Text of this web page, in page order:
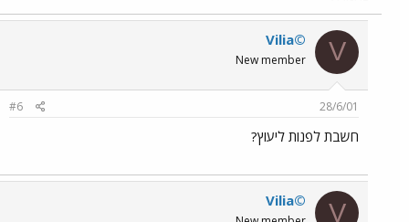
V
Vilia©
New member
28/6/01
#6
חשבת לפנות ליעוץ?
V
Vilia©